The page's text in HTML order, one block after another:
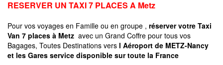
RESERVER UN TAXI 7 PLACES A Metz
Pour vos voyages en Famille ou en groupe , réserver votre Taxi
Van 7 places à Metz avec un Grand Coffre pour tous vos
Bagages, Toutes Destinations vers l Aéroport de METZ-Nancy
et les Gares service disponible sur toute la France